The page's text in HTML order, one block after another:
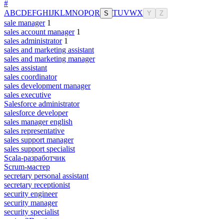
#
ABCDEFGHIJKLMNOPQR S TUVWX Y Z
sale manager 1
sales account manager 1
sales administrator 1
sales and marketing assistant
sales and marketing manager
sales assistant
sales coordinator
sales development manager
sales executive
Salesforce administrator
salesforce developer
sales manager english
sales representative
sales support manager
sales support specialist
Scala-разработчик
Scrum-мастер
secretary personal assistant
secretary receptionist
security engineer
security manager
security specialist